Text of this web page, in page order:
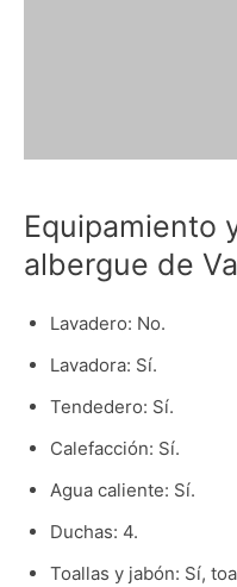
Equipamiento
albergue de
Lavadero: No.
Lavadora: Sí.
Tendedero: Sí.
Calefacción: Sí.
Agua caliente: Sí.
Duchas: 4.
Toallas y jabón: Sí,